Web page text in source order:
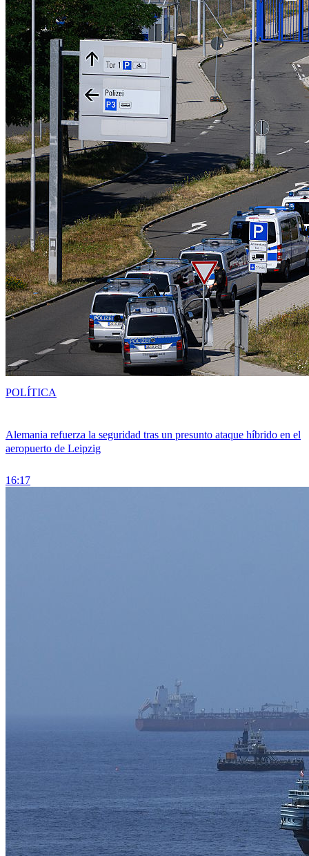
Alemania refuerza la seguridad tras un presunto ataque híbrido en el
aeropuerto de Leipzig
16:17
POLÍTICA